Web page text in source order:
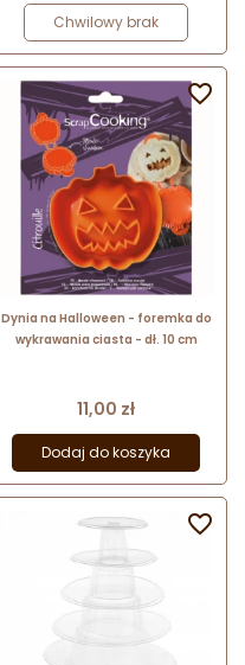
Chwilowy brak
Dynia na Halloween - foremka do
wykrawania ciasta - dł. 10 cm
Cena
11,00 zł
Dodaj do koszyka

